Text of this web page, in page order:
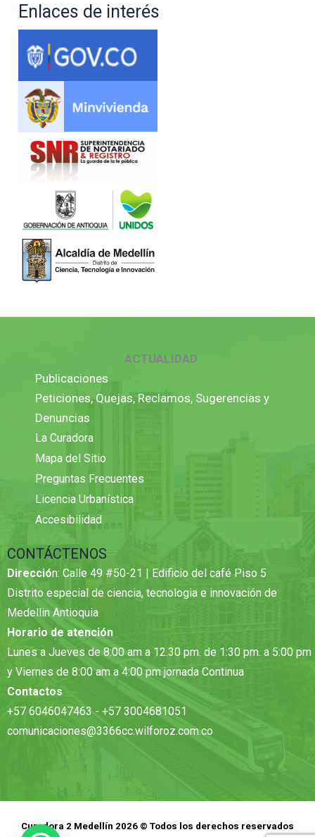
Enlaces de interés
ACTUALIDAD
Publicaciones
Peticiones, Quejas, Reclamos, Sugerencias y
Denuncias
La Curadora
Mapa del Sitio
Preguntas Frecuentes
Licencia Urbanística
Accesibilidad
CONTÁCTENOS
Dirección: Calle 49 #50-21 | Edificio del café Piso 5
Distrito especial de ciencia, tecnologia e innovación de
Medellin Antioquia
Horario de atención
Lunes a Jueves de 8:00 am a 12.30 pm. de 1:30 pm. a 5:00 pm
y Viernes de 8:00 am a 4:00 pm jornada Continua
Contactos
+57 6046047463 - +57 3004681051
comunicaciones@3366cc.wilforoz.com.co
Curadora 2 Medellín 2026 © Todos los derechos reservados